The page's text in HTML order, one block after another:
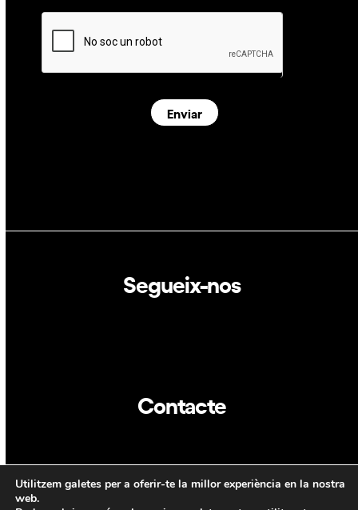
Enviar
Segueix-nos
Contacte
CAT ENG
Utilitzem galetes per a oferir-te la millor experiència en la nostra
web.